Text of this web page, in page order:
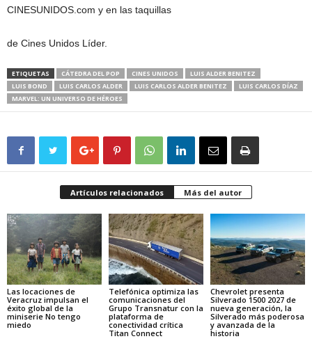
CINESUNIDOS.com y en las taquillas
de Cines Unidos Líder.
ETIQUETAS CÁTEDRA DEL POP CINES UNIDOS
LUIS ALDER BENITEZ
LUIS BOND
LUIS CARLOS ALDER LUIS CARLOS ALDER BENITEZ
LUIS CARLOS DÍAZ
MARVEL: UN UNIVERSO DE HÉROES
Artículos relacionados Más del autor
Las locaciones de
Veracruz impulsan el
éxito global de la
miniserie No tengo
miedo
Telefónica optimiza las
comunicaciones del
Grupo Transnatur con la
plataforma de
conectividad crítica
Titan Connect
Chevrolet presenta
Silverado 1500 2027 de
nueva generación, la
Silverado más poderosa
y avanzada de la
historia